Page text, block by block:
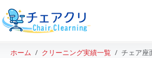
ホーム クリーニング実績一覧 チェア座